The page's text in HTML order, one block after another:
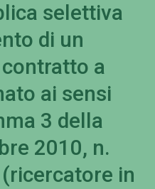
selettiva
di un
a
ai sensi
3 della
2010, n.
in